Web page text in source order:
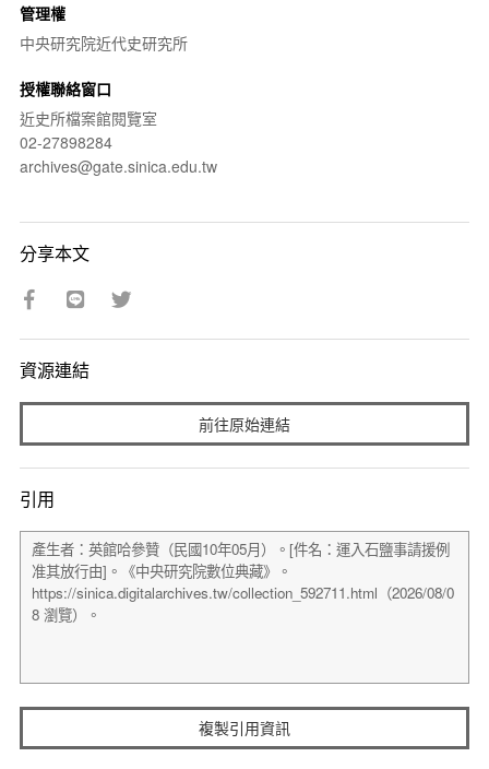
管理權
中央研究院近代史研究所
授權聯絡窗口
近史所檔案館閱覽室
02-27898284
archives@gate.sinica.edu.tw
分享本文
資源連結
前往原始連結
引用
複製引用資訊